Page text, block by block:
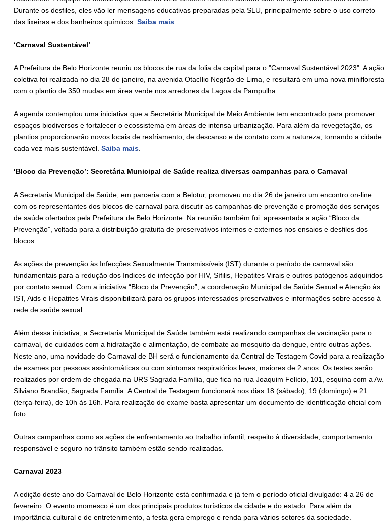
Durante os desfiles, eles vão ler mensagens educativas preparadas pela SLU, principalmente sobre o uso correto
das lixeiras e dos banheiros químicos. Saiba mais.
‘Carnaval Sustentável’
A Prefeitura de Belo Horizonte reuniu os blocos de rua da folia da capital para o "Carnaval Sustentável 2023". A ação
coletiva foi realizada no dia 28 de janeiro, na avenida Otacílio Negrão de Lima, e resultará em uma nova minifloresta
com o plantio de 350 mudas em área verde nos arredores da Lagoa da Pampulha.
A agenda contemplou uma iniciativa que a Secretária Municipal de Meio Ambiente tem encontrado para promover
espaços biodiversos e fortalecer o ecossistema em áreas de intensa urbanização. Para além da revegetação, os
plantios proporcionarão novos locais de resfriamento, de descanso e de contato com a natureza, tornando a cidade
cada vez mais sustentável. Saiba mais.
‘Bloco da Prevenção’: Secretária Municipal de Saúde realiza diversas campanhas para o Carnaval
A Secretaria Municipal de Saúde, em parceria com a Belotur, promoveu no dia 26 de janeiro um encontro on-line
com os representantes dos blocos de carnaval para discutir as campanhas de prevenção e promoção dos serviços
de saúde ofertados pela Prefeitura de Belo Horizonte. Na reunião também foi apresentada a ação “Bloco da
Prevenção”, voltada para a distribuição gratuita de preservativos internos e externos nos ensaios e desfiles dos
blocos.
As ações de prevenção às Infecções Sexualmente Transmissíveis (IST) durante o período de carnaval são
fundamentais para a redução dos índices de infecção por HIV, Sífilis, Hepatites Virais e outros patógenos adquiridos
por contato sexual. Com a iniciativa “Bloco da Prevenção”, a coordenação Municipal de Saúde Sexual e Atenção às
IST, Aids e Hepatites Virais disponibilizará para os grupos interessados preservativos e informações sobre acesso à
rede de saúde sexual.
Além dessa iniciativa, a Secretaria Municipal de Saúde também está realizando campanhas de vacinação para o
carnaval, de cuidados com a hidratação e alimentação, de combate ao mosquito da dengue, entre outras ações.
Neste ano, uma novidade do Carnaval de BH será o funcionamento da Central de Testagem Covid para a realização
de exames por pessoas assintomáticas ou com sintomas respiratórios leves, maiores de 2 anos. Os testes serão
realizados por ordem de chegada na URS Sagrada Família, que fica na rua Joaquim Felício, 101, esquina com a Av.
Silviano Brandão, Sagrada Família. A Central de Testagem funcionará nos dias 18 (sábado), 19 (domingo) e 21
(terça-feira), de 10h às 16h. Para realização do exame basta apresentar um documento de identificação oficial com
foto.
Outras campanhas como as ações de enfrentamento ao trabalho infantil, respeito à diversidade, comportamento
responsável e seguro no trânsito também estão sendo realizadas.
Carnaval 2023
A edição deste ano do Carnaval de Belo Horizonte está confirmada e já tem o período oficial divulgado: 4 a 26 de
fevereiro. O evento momesco é um dos principais produtos turísticos da cidade e do estado. Para além da
importância cultural e de entretenimento, a festa gera emprego e renda para vários setores da sociedade.